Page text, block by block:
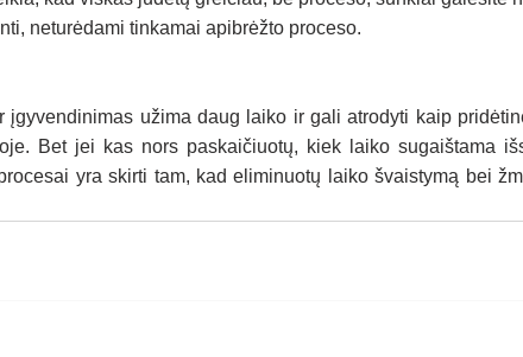
neturėdami tinkamai apibrėžto proceso.
įgyvendinimas užima daug laiko ir gali atrodyti kaip
Bet jei kas nors paskaičiuotų, kiek laiko sugaištama
yra skirti tam, kad eliminuotų laiko švaistymą bei